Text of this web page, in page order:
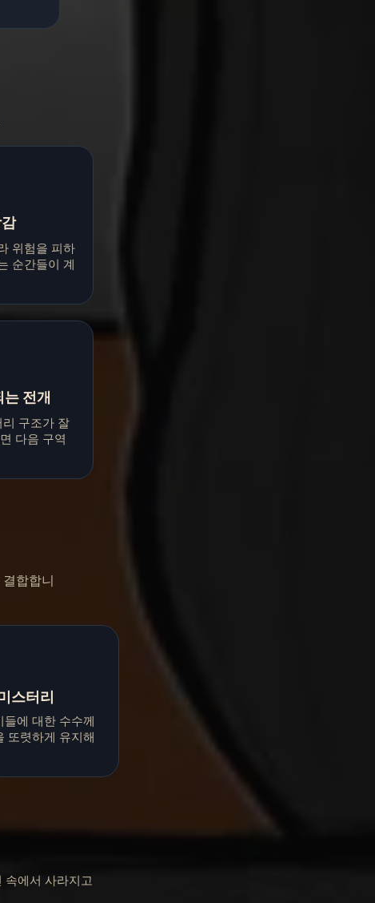
위험을 피하
순간들이 계
전개
구조가 잘
다음 구역
합합니
스터리
에 대한 수수께
또렷하게 유지해
속에서 사라지고